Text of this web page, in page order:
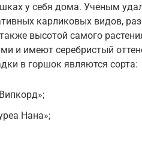
у себя дома. Ученым
карликовых видов,
высотой самого
и имеют серебристый
в горшок являются сорта:
Нана»;